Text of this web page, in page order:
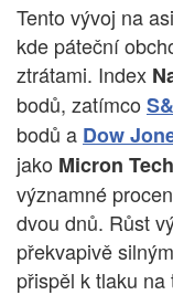
Tento vývoj na
kde páteční
ztrátami. Index
bodů, zatímco
bodů a Dow
jako Micron
významné
dvou dnů. Růst
překvapivě
přispěl k tlaku